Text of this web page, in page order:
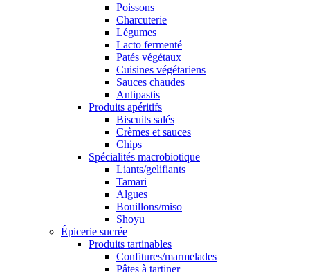
Poissons
Charcuterie
Légumes
Lacto fermenté
Patés végétaux
Cuisines végétariens
Sauces chaudes
Antipastis
Produits apéritifs
Biscuits salés
Crèmes et sauces
Chips
Spécialités macrobiotique
Liants/gelifiants
Tamari
Algues
Bouillons/miso
Shoyu
Épicerie sucrée
Produits tartinables
Confitures/marmelades
Pâtes à tartiner